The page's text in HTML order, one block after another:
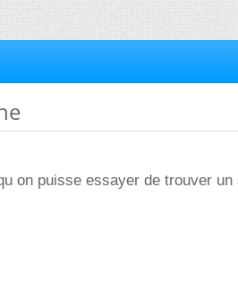
on puisse essayer de trouver un